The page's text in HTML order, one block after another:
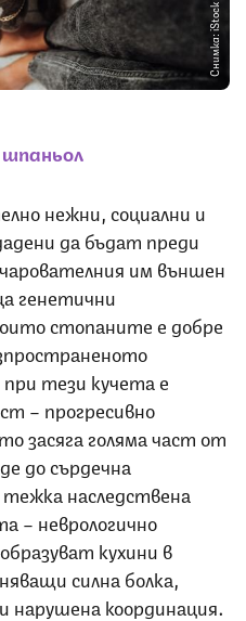
Снимка: iStock
нежни, социални и
да бъдат преди
им външен
генетични
стопаните е добре
тези кучета е
– прогресивно
засяга голяма част от
до сърдечна
наследствена
– неврологично
кухини в
силна болка,
нарушена координация.